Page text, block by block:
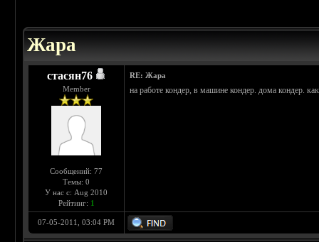
Жара
стасян76
Member
Сообщений: 77
Темы: 0
У нас с: Aug 2010
Рейтинг: 1
RE: Жара
на работе кондер, в машине кондер. дома кондер.
07-05-2011, 03:04 PM